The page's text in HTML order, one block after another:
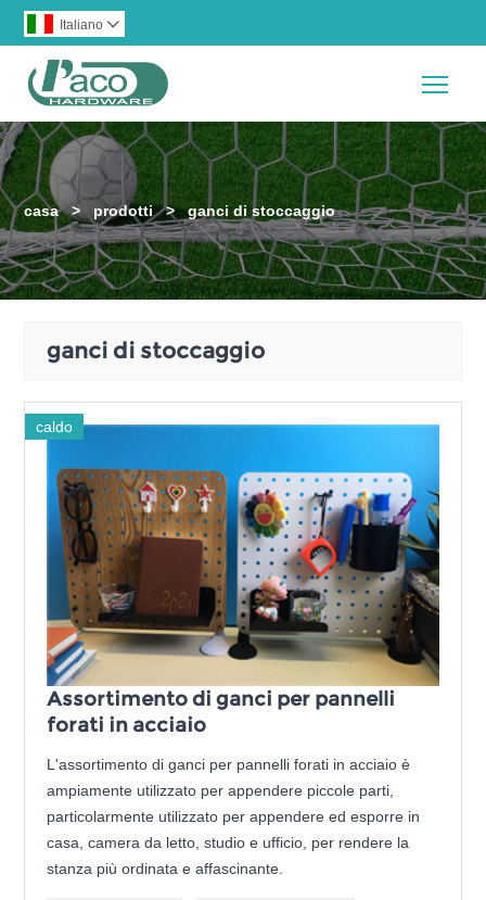
Italiano 
casa > prodotti > ganci di stoccaggio
ganci di stoccaggio
caldo
Assortimento di ganci per pannelli
forati in acciaio
L'assortimento di ganci per pannelli forati in acciaio è
ampiamente utilizzato per appendere piccole parti,
particolarmente utilizzato per appendere ed esporre in
casa, camera da letto, studio e ufficio, per rendere la
stanza più ordinata e affascinante.